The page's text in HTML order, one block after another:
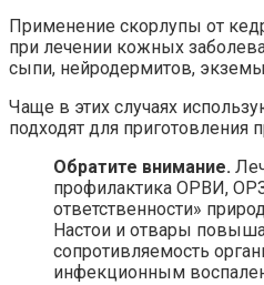
Применение скорлупы от
при лечении кожных
сыпи, нейродермитов,
Чаще в этих случаях
подходят для приготовления
Обратите внимание.
профилактика ОРВИ,
ответственности»
Настои и отвары
сопротивляемость
инфекционным